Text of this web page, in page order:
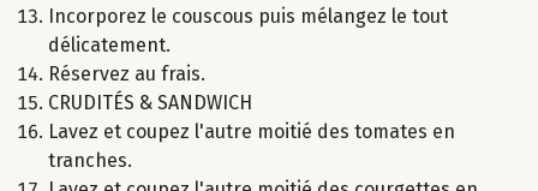
Incorporez le couscous puis mélangez le tout
délicatement.
Réservez au frais.
CRUDITÉS & SANDWICH
Lavez et coupez l'autre moitié des tomates en
tranches.